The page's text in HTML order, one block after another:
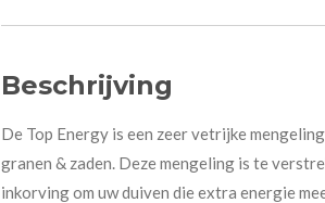
Beschrijving
De Top Energy is een zeer vetrijke
granen & zaden. Deze mengeling is te
inkorving om uw duiven die extra energie